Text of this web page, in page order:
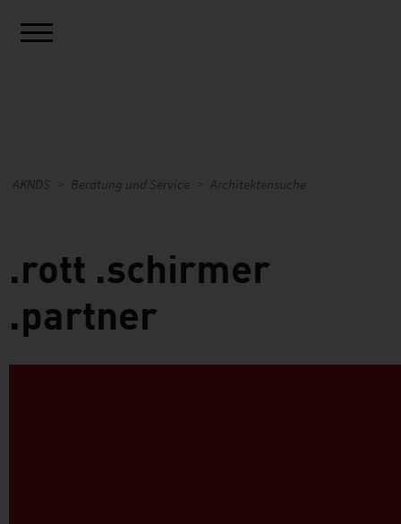
AKNDS Beratung und Service Architektensuche
.rott .schirmer
.partner